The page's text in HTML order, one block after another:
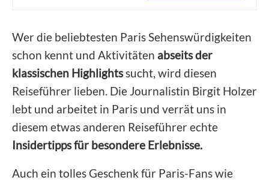
Wer die beliebtesten Paris Sehenswürdigkeiten
schon kennt und Aktivitäten abseits der
klassischen Highlightssucht, wird diesen
Reiseführer lieben. Die Journalistin Birgit Holzer
lebt und arbeitet in Paris und verrät uns in
diesem etwas anderen Reiseführer echte
Insidertipps für besondere Erlebnisse.
Auch ein tolles Geschenk für Paris-Fans wie